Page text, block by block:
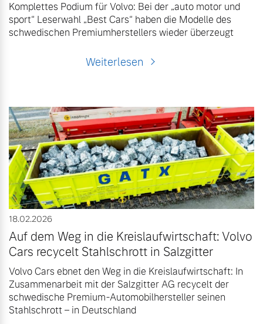
Komplettes Podium für Volvo: Bei der „auto motor und
sport“ Leserwahl „Best Cars“ haben die Modelle des
schwedischen Premiumherstellers wieder überzeugt
Weiterlesen
18.02.2026
Auf dem Weg in die Kreislaufwirtschaft: Volvo
Cars recycelt Stahlschrott in Salzgitter
Volvo Cars ebnet den Weg in die Kreislaufwirtschaft: In
Zusammenarbeit mit der Salzgitter AG recycelt der
schwedische Premium-Automobilhersteller seinen
Stahlschrott – in Deutschland